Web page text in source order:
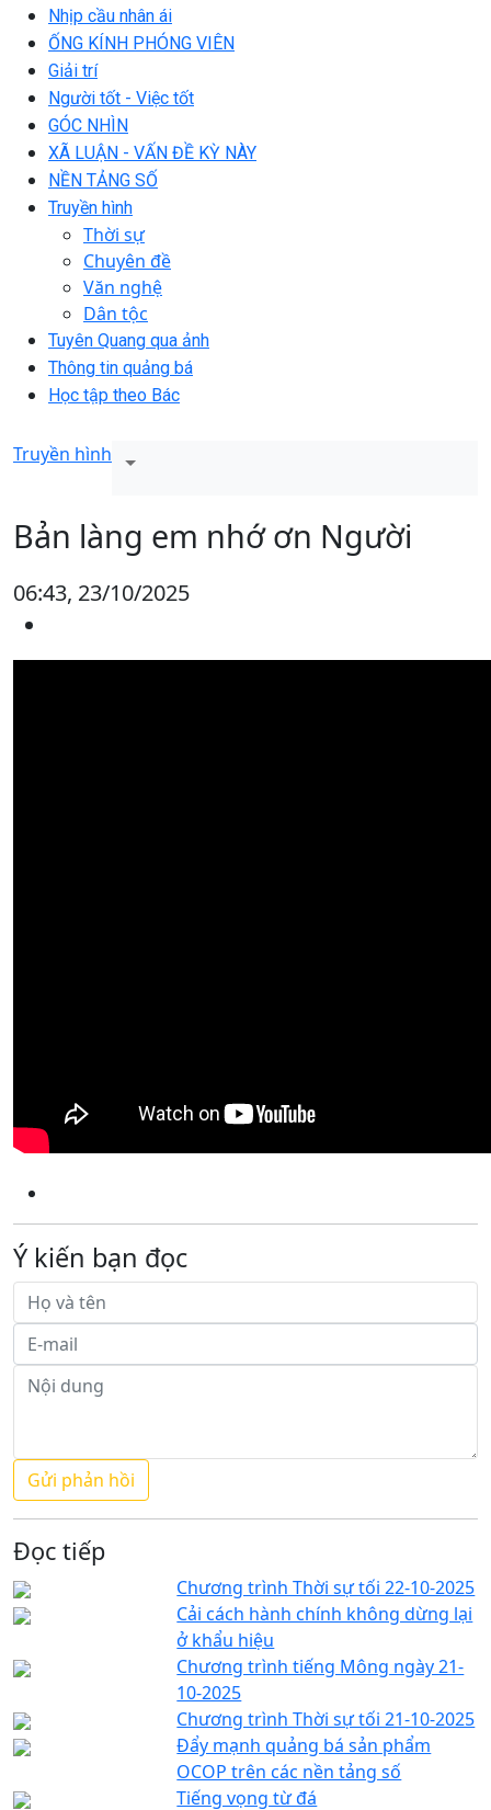
Nhịp cầu nhân ái
ỐNG KÍNH PHÓNG VIÊN
Giải trí
Người tốt - Việc tốt
GÓC NHÌN
XÃ LUẬN - VẤN ĐỀ KỲ NÀY
NỀN TẢNG SỐ
Truyền hình
Thời sự
Chuyên đề
Văn nghệ
Dân tộc
Tuyên Quang qua ảnh
Thông tin quảng bá
Học tập theo Bác
Truyền hình
Bản làng em nhớ ơn Người
06:43, 23/10/2025
Ý kiến bạn đọc
Đọc tiếp
Chương trình Thời sự tối 22-10-2025
Cải cách hành chính không dừng lại
ở khẩu hiệu
Chương trình tiếng Mông ngày 21-
10-2025
Chương trình Thời sự tối 21-10-2025
Đẩy mạnh quảng bá sản phẩm
OCOP trên các nền tảng số
Tiếng vọng từ đá